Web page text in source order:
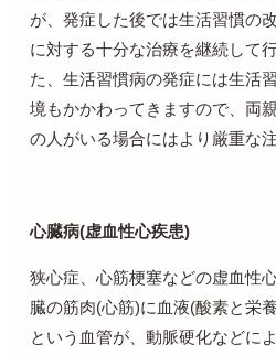
が、発症した後では生活習慣の
に対する十分な治療を継続して
た、生活習慣病の発症には生活
境もかかわってきますので、両
の人がいる場合にはより厳重な
心臓病(虚血性心疾患)
狭心症、心筋梗塞などの虚血性
臓の筋肉(心筋)に血液(酸素と栄
という血管が、動脈硬化などに